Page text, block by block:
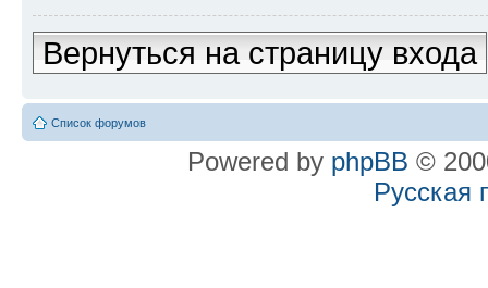
Вернуться на страницу входа
Список форумов
Powered by phpBB ©
Русская